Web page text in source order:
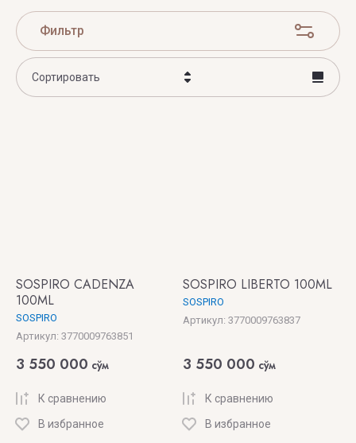
Фильтр
Сортировать
SOSPIRO CADENZA
100ML
SOSPIRO
Артикул: 3770009763851
3 550 000 сўм
К сравнению
В избранное
SOSPIRO LIBERTO 100ML
SOSPIRO
Артикул: 3770009763837
3 550 000 сўм
К сравнению
В избранное